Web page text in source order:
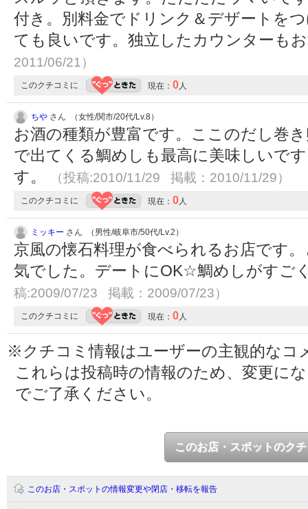
付き。別料金でドリンク＆デザートを
ても良いです。独立したカウンターも
2011/06/21）
このクチコミに 現在： 0人
ちや さん （女性/関市/20代/Lv.8）
お酒の種類が豊富です。ここのだし巻
で出てくる鯛めしも最高に美味しいで
す。
（投稿:2010/11/29 掲載：2010/11/29）
このクチコミに 現在： 0人
ミッキー さん （男性/岐阜市/50代/Lv.2）
京風の懐石料理が食べられるお店です
気でした。デートにOK☆鯛めしがすご
稿:2009/07/23 掲載：2009/07/23）
このクチコミに 現在： 0人
※クチコミ情報はユーザーの主観的なコ
これらは投稿時の情報のため、変更に
でご了承ください。
このお店・スポットのク
このお店・スポットの情報変更や閉店・移転を報告